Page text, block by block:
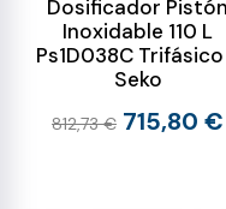
Dosificador Pistón
Inoxidable 110 L
Ps1D038C
Seko
812,73 € 715,80 €